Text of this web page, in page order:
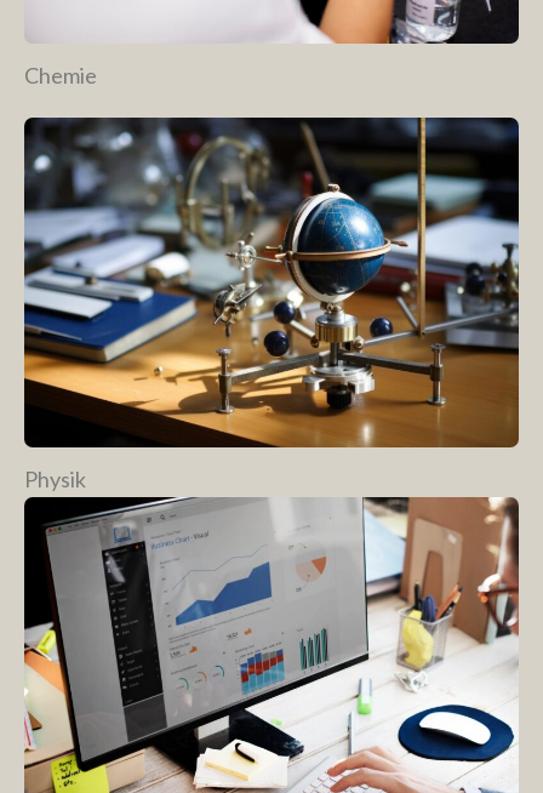
Chemie
Physik